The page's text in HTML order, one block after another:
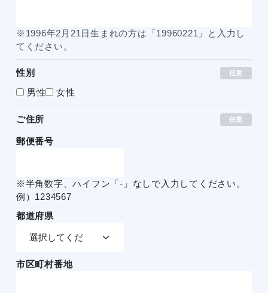
※1996年2月21日生まれの方は「19960221」と入力し
てください。
性別 任意
男性 女性
ご住所 任意
郵便番号
※半角数字、ハイフン「-」なしで入力してください。
例）1234567
都道府県
市区町村番地